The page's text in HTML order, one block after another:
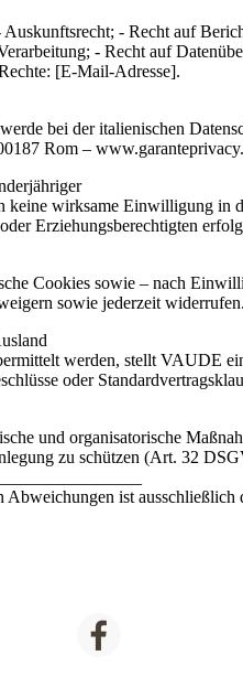
- Recht auf
- Recht auf
[E-Mail-Adresse].
bei der italienischen
Rom –
keine wirksame Einwilligung in
Erziehungsberechtigten
Cookies sowie – nach
sowie jederzeit widerrufen.
werden, stellt VAUDE
oder
und organisatorische
zu schützen (Art. 32
ist ausschließlich